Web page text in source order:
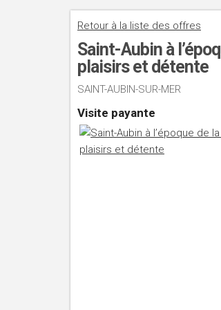
Retour à la liste des offres
Saint-Aubin à
plaisirs et détente
SAINT-AUBIN-SUR-MER
Visite payante